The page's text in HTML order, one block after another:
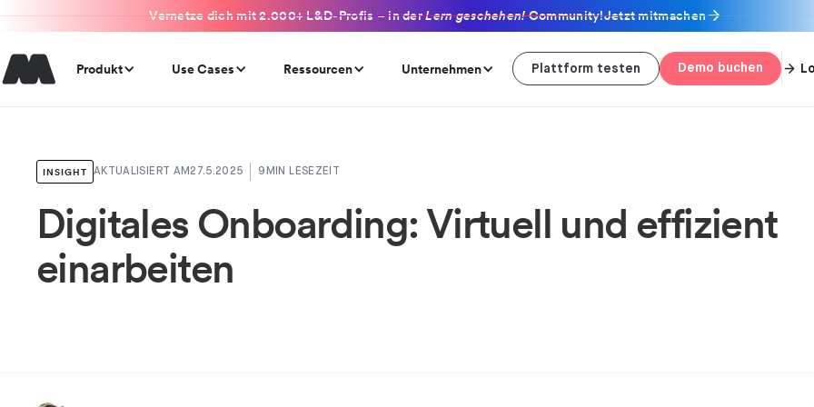
Vernetze dich mit 2.000+ L&D-Profis – in derLern geschehen!Community!Jetzt mitmachen
Produkt Use Cases Ressourcen Unternehmen Plattform testen Demo buchen
INSIGHT AKTUALISIERT AM27.5.2025 9 MIN LESEZEIT
Digitales Onboarding: Virtuell und effizient
einarbeiten